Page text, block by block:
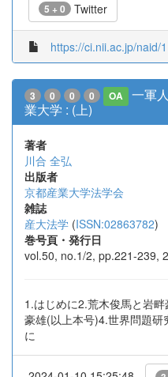
5 + 0 Twitter
https://ci.nii.ac.jp/naid/
3 0 0 0 OA
一軍
業大学 : (上)
著者
川合 全弘
出版者
京都産業大学法学会
雑誌
産大法学 (ISSN:02863782)
巻号頁・発行日
vol.50, no.1/2, pp.221-239,
1.はじめに2.荒木俊馬と岩
豪雄(以上本号)4.世界問題研
に